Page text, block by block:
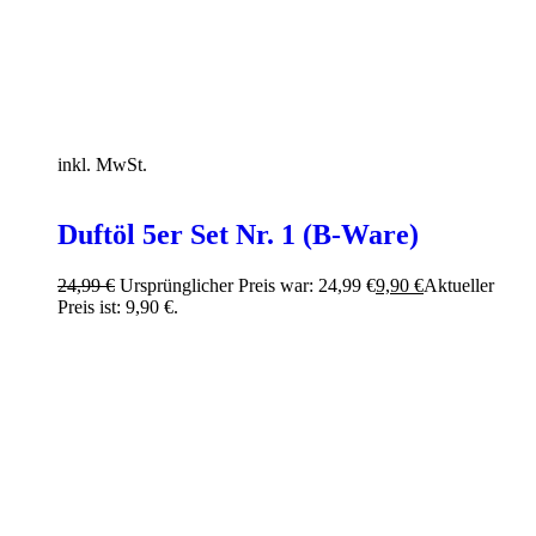
inkl. MwSt.
Duftöl 5er Set Nr. 1 (B-Ware)
24,99€ Ursprünglicher Preis war: 24,99 €9,90 €Aktueller
Preis ist: 9,90 €.